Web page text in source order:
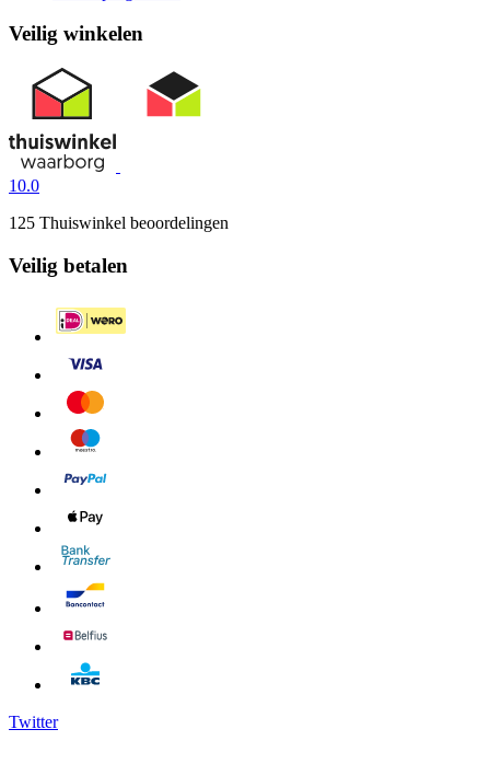
Veilig winkelen
10.0
125 Thuiswinkel beoordelingen
Veilig betalen
Twitter